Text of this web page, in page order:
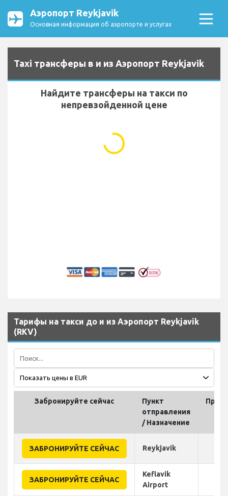
Аэропорт Reykjavik
Основная информация об аэропорте и услугах
Taxi трансферы в и из Аэропорт Reykjavik
Найдите трансферы на такси по
непревзойденной цене
Тарифы на такси до и из Аэропорт Reykjavik
(RKV)
Забронируйте сейчас
Пункт
отправления
/ Назначение
ЗАБРОНИРУЙТЕ СЕЙЧАС Reykjavik
ЗАБРОНИРУЙТЕ СЕЙЧАС
Keflavik
Airport